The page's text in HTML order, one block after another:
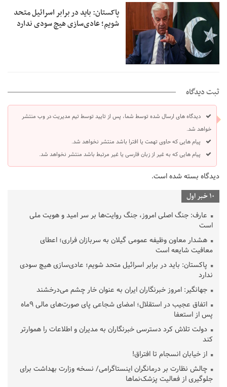
پاکستان: باید در برابر اسرائیل متحد
شویم؛ عادی‌سازی هیچ سودی ندارد
ثبت دیدگاه
دیدگاه های ارسال شده توسط شما، پس از تایید توسط تیم مدیریت در وب منتشر
خواهد شد.
پیام هایی که حاوی تهمت یا افترا باشد منتشر نخواهد شد.
پیام هایی که به غیر از زبان فارسی یا غیر مرتبط باشد منتشر نخواهد شد.
دیدگاه بسته شده است.
10 خبر اول
عارف: جنگ اصلی امروز، جنگ روایت‌ها بر سر امید و هویت ملی
است
هشدار معاون وظیفه عمومی گیلان به سربازان فراری؛ اعطای
معافیت شایعه است
پاکستان: باید در برابر اسرائیل متحد شویم؛ عادی‌سازی هیچ سودی
ندارد
جهانگیر: امروز خبرنگاران ایران به عنوان خار چشم می‌درخشند
اتفاق عجیب در استقلال؛ امضای شجاعی پای صورت‌های مالی ٩ماه
پس از استعفا
دولت تلاش کرد دسترسی خبرنگاران به مدیران و اطلاعات را هموارتر
کند
از خیابان انسجام تا افتراق!
چالش نظارت بر درمانگران اینستاگرامی/ نسخه وزارت بهداشت برای
جلوگیری از فعالیت پزشک‌نماها